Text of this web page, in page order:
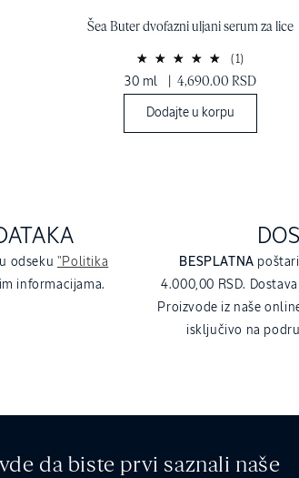
Šea Buter dvofazni uljani serum za lice
(1)
30 ml 4,690.00 RSD
Dodajte u korpu
odseku "Politika
informacijama.
BESPLATNA
4.000,00 RSD.
Proizvode iz naše
isključivo na
da biste prvi saznali naše